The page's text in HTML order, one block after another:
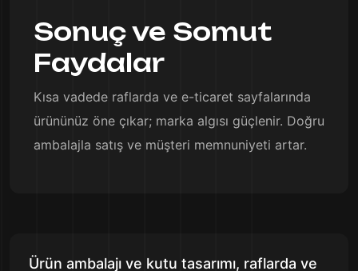
Sonuç ve Somut
Faydalar
Kısa vadede raflarda ve e-ticaret sayfalarında
ürününüz öne çıkar; marka algısı güçlenir. Doğru
ambalajla satış ve müşteri memnuniyeti artar.
Ürün ambalajı ve kutu tasarımı, raflarda ve